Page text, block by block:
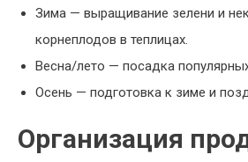
Зима — выращивание зелени и
корнеплодов в теплицах.
Весна/лето — посадка
Осень — подготовка к зиме и
Организация